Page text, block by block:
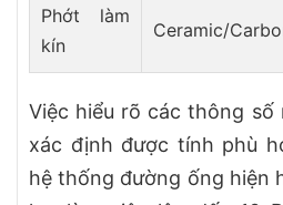
Phớt làm
kín
Ceramic/
Việc hiểu rõ các thông số
xác định được tính phù
hệ thống đường ống hiện